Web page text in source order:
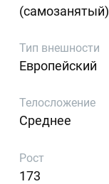
(самозанятый)
Тип внешности
Европейский
Телосложение
Среднее
Рост
173